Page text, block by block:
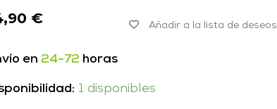
€ Añadir a la lista de deseos
en 24-72 horas
1 disponibles